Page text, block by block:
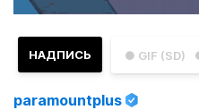
● GIF (SD)
НАДПИСЬ
paramountplus